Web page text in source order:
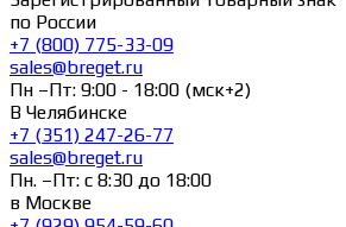
по России
+7 (800) 775-33-09
sales@breget.ru
Пн –Пт: 9:00 - 18:00 (мск+2)
В Челябинске
+7 (351) 247-26-77
sales@breget.ru
Пн. –Пт: с 8:30 до 18:00
в Москве